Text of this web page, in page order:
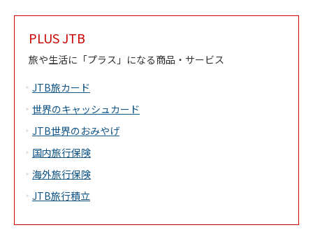
PLUS JTB
旅や生活に「プラス」になる商品・サービス
JTB旅カード
世界のキャッシュカード
JTB世界のおみやげ
国内旅行保険
海外旅行保険
JTB旅行積立